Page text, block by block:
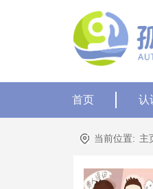
首页 认
当前位置: 主